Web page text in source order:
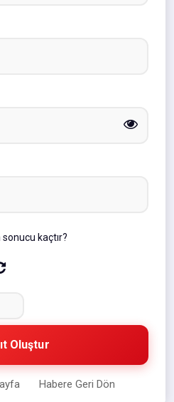
kaçtır?
Oluştur
Habere Geri Dön